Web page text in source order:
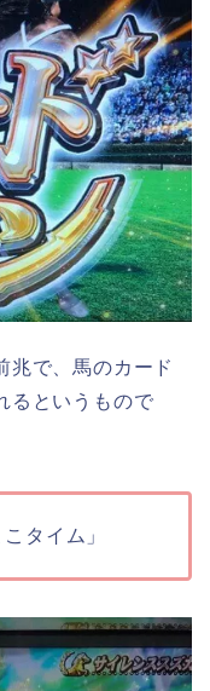
兆で、馬のカード
るというもので
タイム」